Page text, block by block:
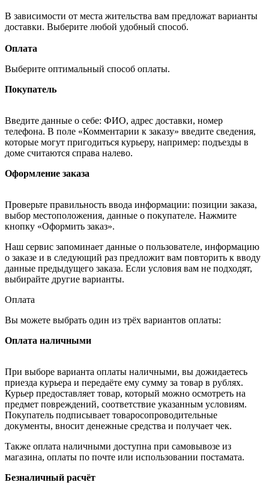
В зависимости от места жительства вам предложат варианты
доставки. Выберите любой удобный способ.
Оплата
Выберите оптимальный способ оплаты.
Покупатель
Введите данные о себе: ФИО, адрес доставки, номер
телефона. В поле «Комментарии к заказу» введите сведения,
которые могут пригодиться курьеру, например: подъезды в
доме считаются справа налево.
Оформление заказа
Проверьте правильность ввода информации: позиции заказа,
выбор местоположения, данные о покупателе. Нажмите
кнопку «Оформить заказ».
Наш сервис запоминает данные о пользователе, информацию
о заказе и в следующий раз предложит вам повторить к вводу
данные предыдущего заказа. Если условия вам не подходят,
выбирайте другие варианты.
Оплата
Вы можете выбрать один из трёх вариантов оплаты:
Оплата наличными
При выборе варианта оплаты наличными, вы дожидаетесь
приезда курьера и передаёте ему сумму за товар в рублях.
Курьер предоставляет товар, который можно осмотреть на
предмет повреждений, соответствие указанным условиям.
Покупатель подписывает товаросопроводительные
документы, вносит денежные средства и получает чек.
Также оплата наличными доступна при самовывозе из
магазина, оплаты по почте или использовании постамата.
Безналичный расчёт